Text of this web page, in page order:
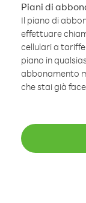
Piani di
Il piano di
effettuare
cellulari a
piano in
abbonamento
che stai già